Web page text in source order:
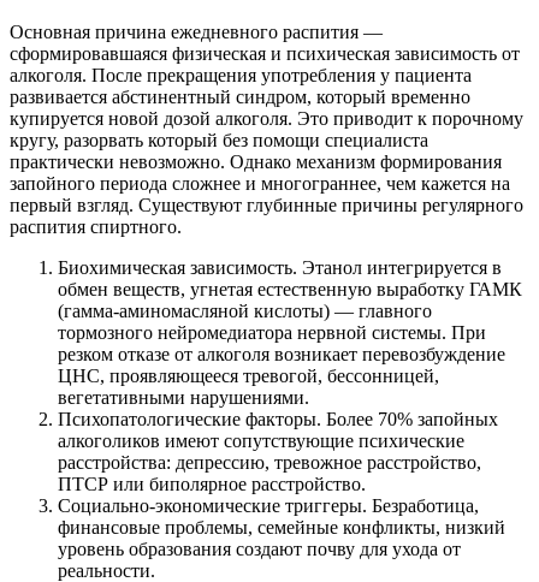
Основная причина ежедневного распития —
сформировавшаяся физическая и психическая зависимость от
алкоголя. После прекращения употребления у пациента
развивается абстинентный синдром, который временно
купируется новой дозой алкоголя. Это приводит к порочному
кругу, разорвать который без помощи специалиста
практически невозможно. Однако механизм формирования
запойного периода сложнее и многограннее, чем кажется на
первый взгляд. Существуют глубинные причины регулярного
распития спиртного.
Биохимическая зависимость. Этанол интегрируется в
обмен веществ, угнетая естественную выработку ГАМК
(гамма-аминомасляной кислоты) — главного
тормозного нейромедиатора нервной системы. При
резком отказе от алкоголя возникает перевозбуждение
ЦНС, проявляющееся тревогой, бессонницей,
вегетативными нарушениями.
Психопатологические факторы. Более 70% запойных
алкоголиков имеют сопутствующие психические
расстройства: депрессию, тревожное расстройство,
ПТСР или биполярное расстройство.
Социально-экономические триггеры. Безработица,
финансовые проблемы, семейные конфликты, низкий
уровень образования создают почву для ухода от
реальности.